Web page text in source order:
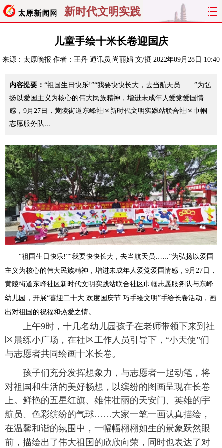
新时代文明实践
聚焦 太原
经济 关注 文明 出行
纵横 曝光 综合 专题
旅游 理财 政务 教育
太原日报 太原晚报 热评 社区
儿童手绘十米长卷迎国庆
来源： 太原晚报 作者：王丹 通讯员 尚丽娟 文/摄 2022年09月28日 10:40
内容提要： “祖国生日快乐!”“我要快快长大，去当航天员……”为弘
扬以爱国主义为核心的伟大民族精神，增进未成年人爱党爱国情
感，9月27日，黄陵街道东峰社区新时代文明实践站联合社区巾帼
志愿服务队...
“祖国生日快乐!”“我要快快长大，去当航天员……”为弘扬以爱国
主义为核心的伟大民族精神，增进未成年人爱党爱国情感，9月27日，
黄陵街道东峰社区新时代文明实践站联合社区巾帼志愿服务队与东峰
幼儿园，开展“喜迎二十大 欢度国庆节 巧手绘文明”手绘长卷活动，画
出对祖国的祝福和热爱之情。
上午9时，十几名幼儿园孩子在老师带领下来到社
区晨练小广场，在社区工作人员引导下，“小天使”们
与志愿者共同绘画十米长卷。
孩子们充分发挥想象力，与志愿者一起动笔，将
对祖国和生活的美好畅想，以缤纷的图画呈现在长卷
上。鲜艳的五星红旗、雄伟壮丽的天安门、英雄的宇
航员、色彩缤纷的气球……大家一笔一画认真描绘，
在温馨和谐的氛围中，一幅幅栩栩如生的景象跃然眼
前，描绘出了伟大祖国的欣欣向荣，同时也表达了对